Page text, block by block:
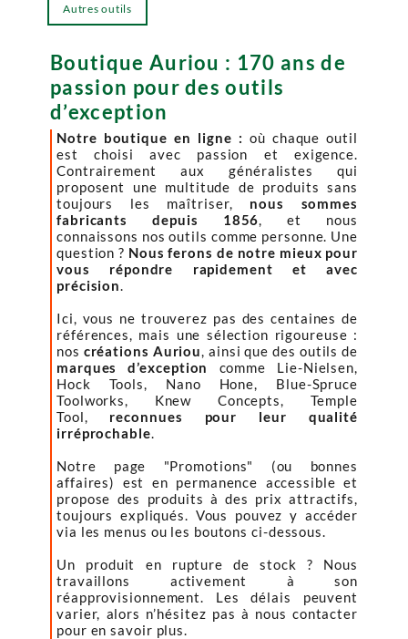
Boutique Auriou : 170 ans de
passion pour des outils
d’exception
Notre boutique en ligne : où chaque outil
est choisi avec passion et exigence.
Contrairement aux généralistes qui
proposent une multitude de produits sans
toujours les maîtriser, nous sommes
fabricants depuis 1856, et nous
connaissons nos outils comme personne. Une
question ? Nous ferons de notre mieux pour
vous répondre rapidement et avec
précision.
Ici, vous ne trouverez pas des centaines de
références, mais une sélection rigoureuse :
nos créations Auriou, ainsi que des outils de
marques d’exception
comme Lie-Nielsen,
Hock Tools, Nano Hone, Blue-Spruce
Toolworks, Knew Concepts, Temple
Tool, reconnues pour leur qualité
irréprochable.
Notre page "Promotions" (ou bonnes
affaires) est en permanence accessible et
propose des produits à des prix attractifs,
toujours expliqués. Vous pouvez y accéder
via les menus ou les boutons ci-dessous.
Un produit en rupture de stock ? Nous
travaillons activement à son
réapprovisionnement. Les délais peuvent
varier, alors n’hésitez pas à nous contacter
pour en savoir plus.
Autres outils